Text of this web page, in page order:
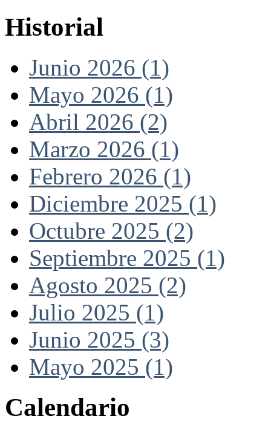
Historial
Junio 2026 (1)
Mayo 2026 (1)
Abril 2026 (2)
Marzo 2026 (1)
Febrero 2026 (1)
Diciembre 2025 (1)
Octubre 2025 (2)
Septiembre 2025 (1)
Agosto 2025 (2)
Julio 2025 (1)
Junio 2025 (3)
Mayo 2025 (1)
Calendario